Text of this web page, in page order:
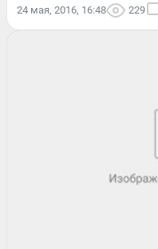
24 мая, 2016, 16:48 229